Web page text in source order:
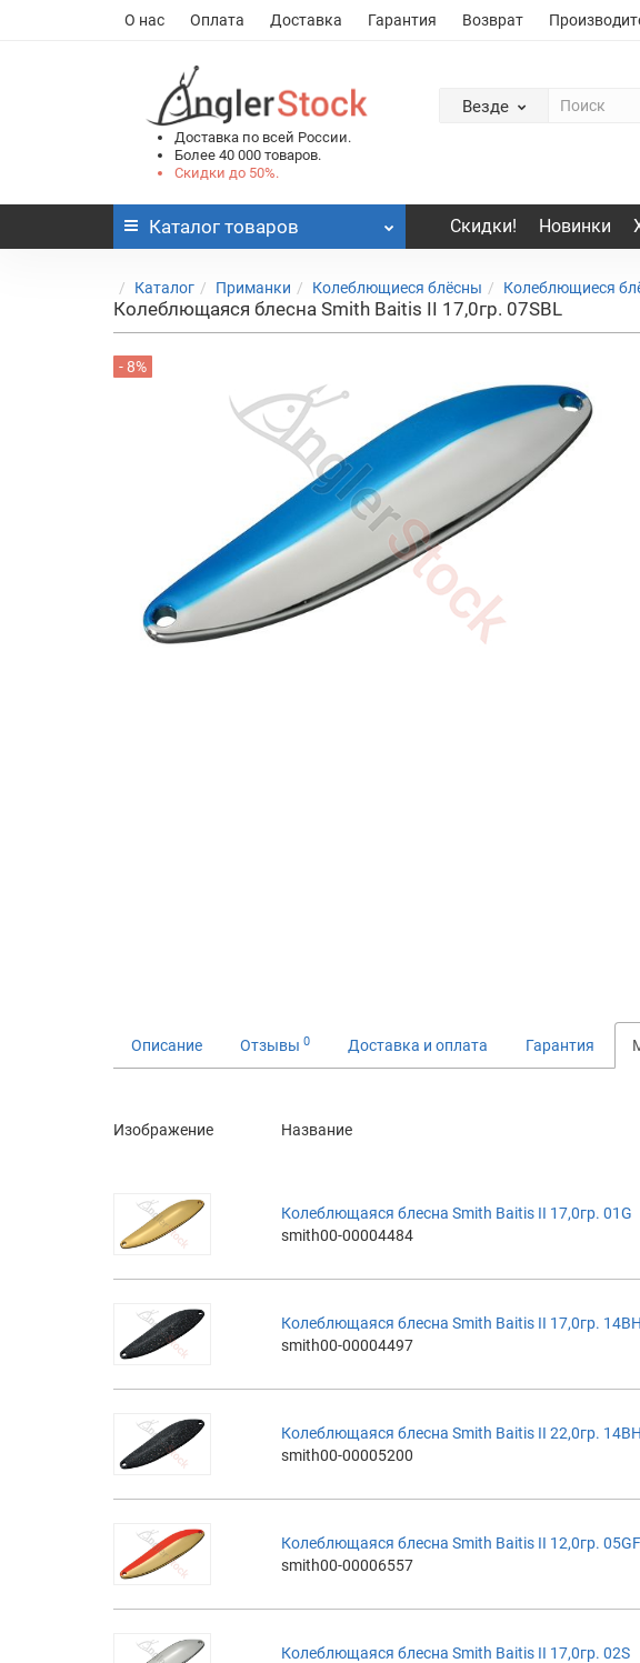
О нас Оплата Доставка Гарантия Возврат
Доставка по всей России.
Более 40 000 товаров.
Скидки до 50%.
Везде
Каталог товаров Скидки! Новинки
Каталог Приманки Колеблющиеся блёсны Колеблющиеся
Колеблющаяся блесна Smith Baitis II 17,0гр. 07SBL
- 8%
Описание Отзывы 0 Доставка и оплата Гарантия
Изображение Название
Колеблющаяся блесна Smith Baitis II 17,0гр. 01G
smith00-00004484
Колеблющаяся блесна Smith Baitis II 17,0гр.
smith00-00004497
Колеблющаяся блесна Smith Baitis II 22,0гр.
smith00-00005200
Колеблющаяся блесна Smith Baitis II 12,0гр.
smith00-00006557
Колеблющаяся блесна Smith Baitis II 17,0гр. 02S